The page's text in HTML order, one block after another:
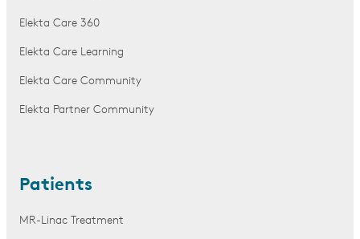
Elekta Care 360
Elekta Care Learning
Elekta Care Community
Elekta Partner Community
Patients
MR-Linac Treatment